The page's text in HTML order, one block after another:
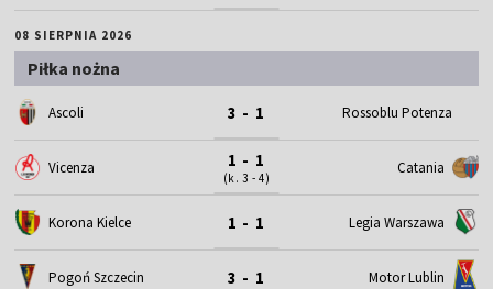
08 SIERPNIA 2026
Piłka nożna
Ascoli 3 - 1 Rossoblu Potenza
Vicenza 1 - 1
(k. 3 - 4)
Catania
Korona Kielce 1 - 1 Legia Warszawa
Pogoń Szczecin 3 - 1 Motor Lublin